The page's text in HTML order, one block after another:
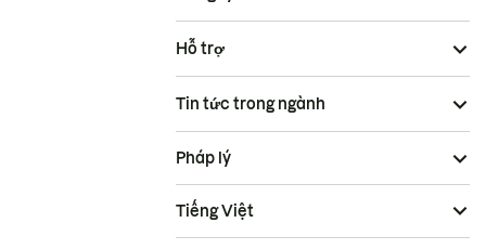
Hỗ trợ
Tin tức trong ngành
Pháp lý
Tiếng Việt